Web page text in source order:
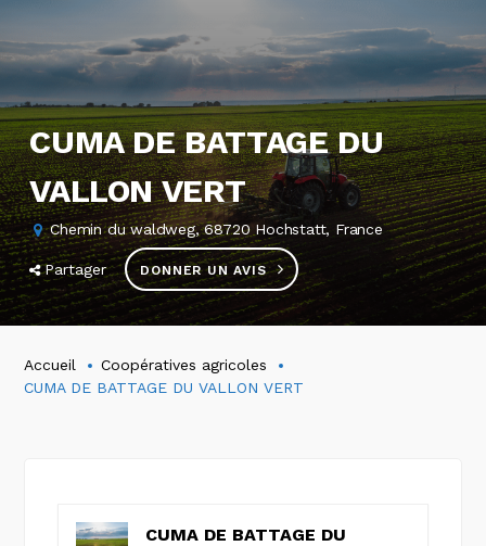
CUMA DE BATTAGE DU
VALLON VERT
Chemin du waldweg, 68720 Hochstatt, France
Partager DONNER UN AVIS
Accueil
Coopératives agricoles
CUMA DE BATTAGE DU VALLON VERT
CUMA DE BATTAGE DU